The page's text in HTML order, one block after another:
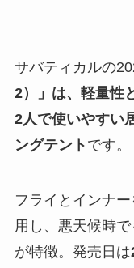
サバティカルの
2）」は、軽量性
2人で使いやすい
ングテント です。
フライとインナ
用し、悪天候時
が特徴。発売日は